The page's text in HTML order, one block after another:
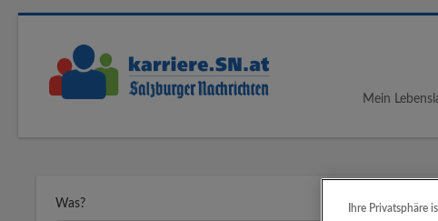
Mein
Was? Wo?
Ihre Privatsphäre